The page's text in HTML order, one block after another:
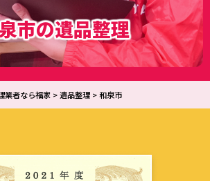
市の遺品整理
業者なら福家 >遺品整理 >和泉市